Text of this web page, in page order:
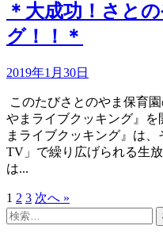
＊大成功！さと
グ！！＊
2019年1月30日
このたびさとのやま保育
やまライブクッキング』
まライブクッキング』は
TV」で繰り広げられる生
は...
投
稿
1 2 3 次へ »
検